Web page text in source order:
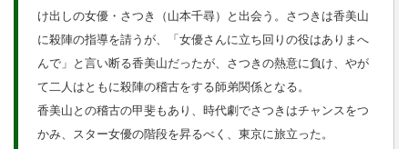
け出しの女優・さつき（山本千尋）と出会う。さつきは香美山
に殺陣の指導を請うが、「女優さんに立ち回りの役はありまへ
んで」と言い断る香美山だったが、さつきの熱意に負け、やが
て二人はともに殺陣の稽古をする師弟関係となる。
香美山との稽古の甲斐もあり、時代劇でさつきはチャンスをつ
かみ、スター女優の階段を昇るべく、東京に旅立った。